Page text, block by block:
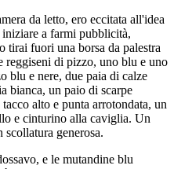
da letto, ero eccitata all'idea
a farmi pubblicità,
tirai fuori una borsa da palestra
reggiseni di pizzo, uno blu e uno
blu e nere, due paia di calze
bianca, un paio di scarpe
alto e punta arrotondata, un
e cinturino alla caviglia. Un
generosa.
e le mutandine blu